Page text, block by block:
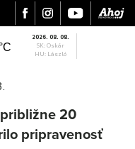
2026. 08. 08.
SK: Oskár
HU: László
20
pripravenosť